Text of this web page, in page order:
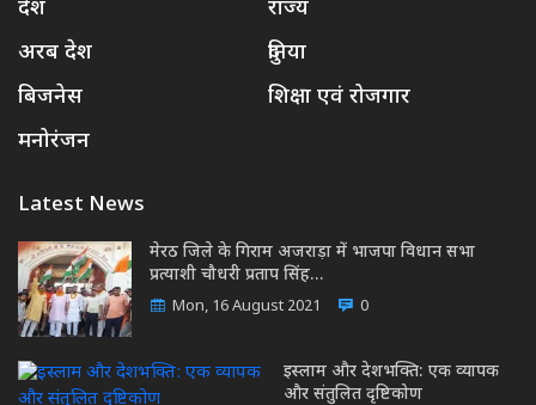
देश
राज्य
अरब देश
दुनिया
बिजनेस
शिक्षा एवं रोजगार
मनोरंजन
Latest News
मेरठ जिले के गिराम अजराड़ा में भाजपा विधान सभा
प्रत्याशी चौधरी प्रताप सिंह…
Mon, 16 August 2021 0
इस्लाम और देशभक्ति: एक व्यापक
और संतुलित दृष्टिकोण